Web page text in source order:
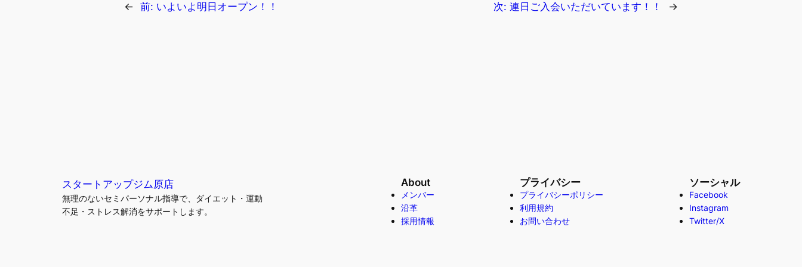
← 前: いよいよ明日オープン！！ 次: 連日ご入会いただいています！！ →
スタートアップジム原店
無理のないセミパーソナル指導で、ダイエット・運動
不足・ストレス解消をサポートします。
About
メンバー
沿革
採用情報
プライバシー
プライバシーポリシー
利用規約
お問い合わせ
ソーシャル
Facebook
Instagram
Twitter/X